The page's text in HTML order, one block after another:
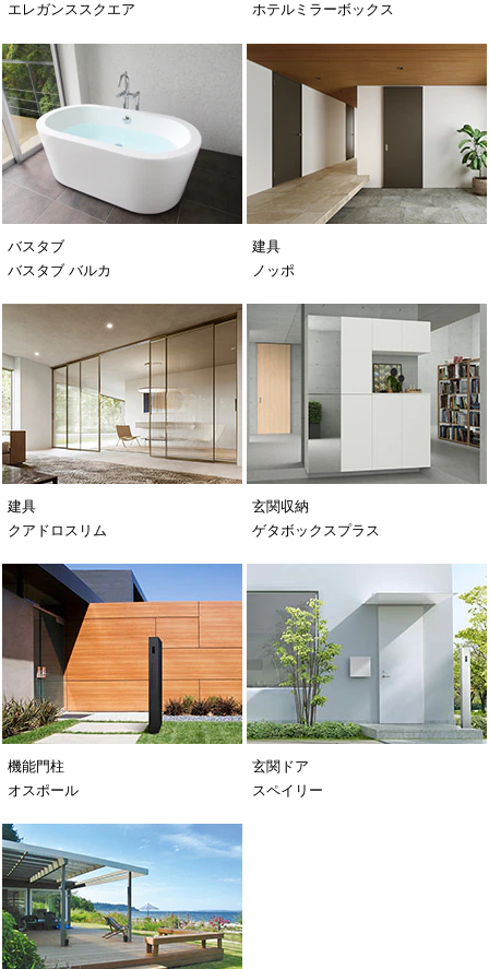
エレガンススクエア
ホテルミラーボックス
バスタブ
バスタブ バルカ
建具
ノッポ
建具
クアドロスリム
玄関収納
ゲタボックスプラス
機能門柱
オスポール
玄関ドア
スペイリー